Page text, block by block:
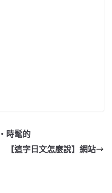
時髦的
【這字日文怎麼說】網站